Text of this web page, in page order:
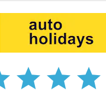
star star star